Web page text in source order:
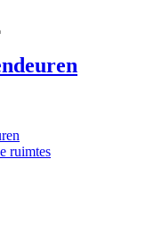
ruimtes